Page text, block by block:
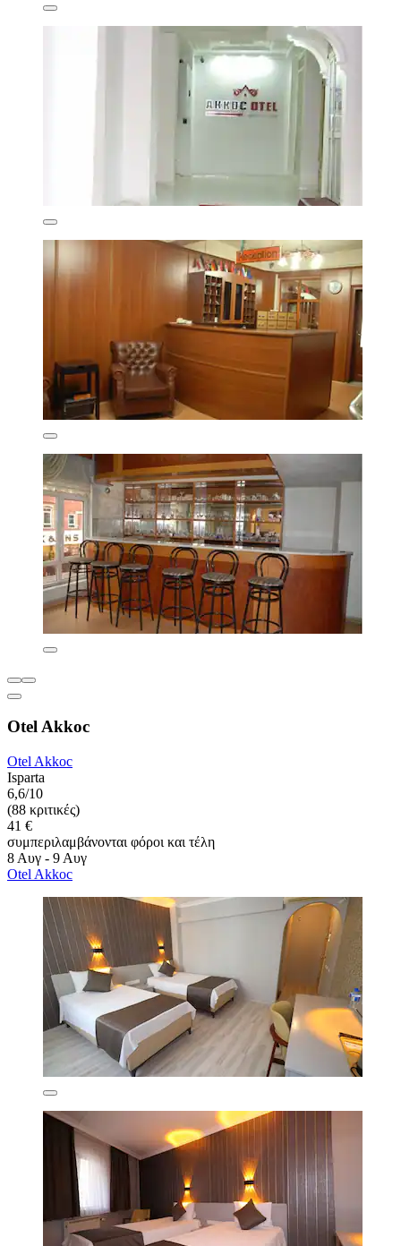
Otel Akkoc
Otel Akkoc
Isparta
6,6/10
(88 κριτικές)
41 €
συμπεριλαμβάνονται φόροι και τέλη
8 Αυγ - 9 Αυγ
Otel Akkoc